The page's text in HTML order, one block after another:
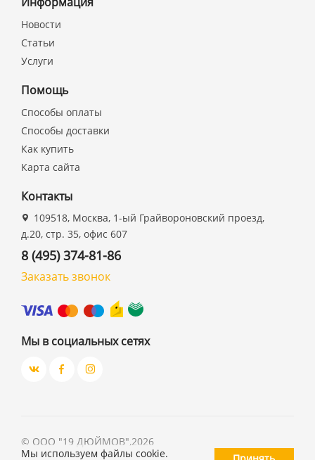
Новости
Статьи
Услуги
Помощь
Способы оплаты
Способы доставки
Как купить
Карта сайта
Контакты
109518, Москва, 1-ый Грайвороновский проезд,
д.20, стр. 35, офис 607
8 (495) 374-81-86
Заказать звонок
Мы в социальных сетях
© ООО "19 ДЮЙМОВ",2026
Мы используем файлы cookie.